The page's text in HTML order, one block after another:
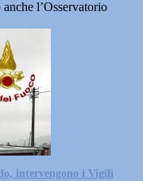
l’Osservatorio
intervengono i Vigili